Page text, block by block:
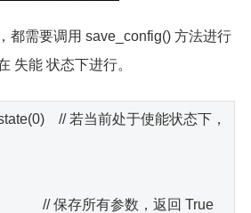
都需要调用 save_config() 方法进行
失能 状态下进行。
// 若当前处于使能状态下，
// 保存所有参数，返回 True